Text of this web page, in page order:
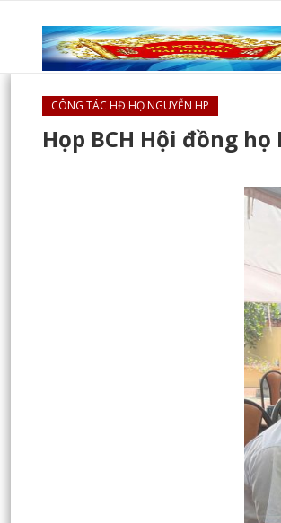
CÔNG TÁC HĐ HỌ NGUYỄN HP
Họp BCH Hội đồng